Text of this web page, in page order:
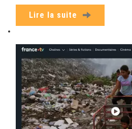
Lire la suite